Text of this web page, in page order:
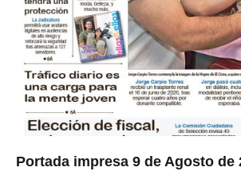
Portada impresa 9 de Agosto de